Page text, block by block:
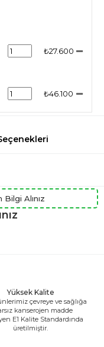
₺27.600
₺46.100
Alınız
Yüksek Kalite
çevreye ve sağlığa
kanserojen madde
E1 Kalite Standardında
üretilmiştir.